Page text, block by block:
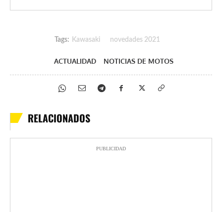
Tags: Kawasaki novedades 2021
ACTUALIDAD NOTICIAS DE MOTOS
RELACIONADOS
PUBLICIDAD